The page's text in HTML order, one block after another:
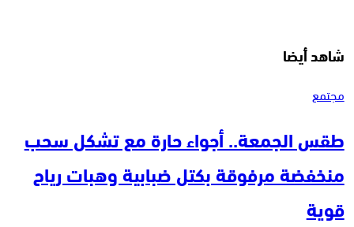
شاهد أيضا
مجتمع
طقس الجمعة.. أجواء حارة مع تشكل سحب
منخفضة مرفوقة بكتل ضبابية وهبات رياح
قوية